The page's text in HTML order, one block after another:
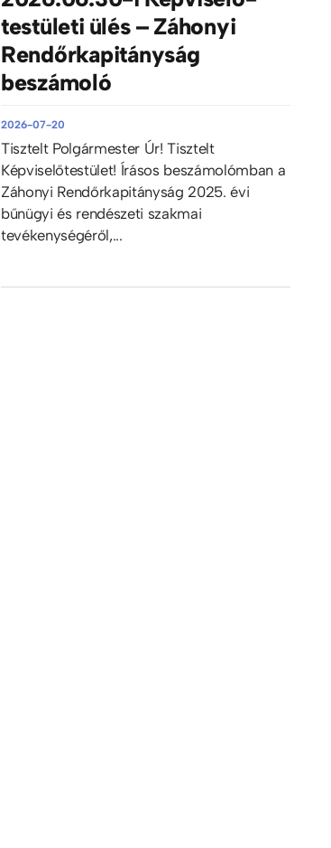
testületi ülés – Záhonyi
Rendőrkapitányság
beszámoló
2026-07-20
Tisztelt Polgármester Úr! Tisztelt
Képviselőtestület! Írásos beszámolómban a
Záhonyi Rendőrkapitányság 2025. évi
bűnügyi és rendészeti szakmai
tevékenységéről,...